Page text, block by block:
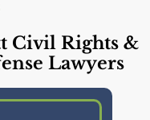
Civil Rights &
Lawyers